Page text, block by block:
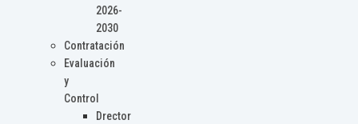
2026-
2030
Contratación
Evaluación
y
Control
Drector